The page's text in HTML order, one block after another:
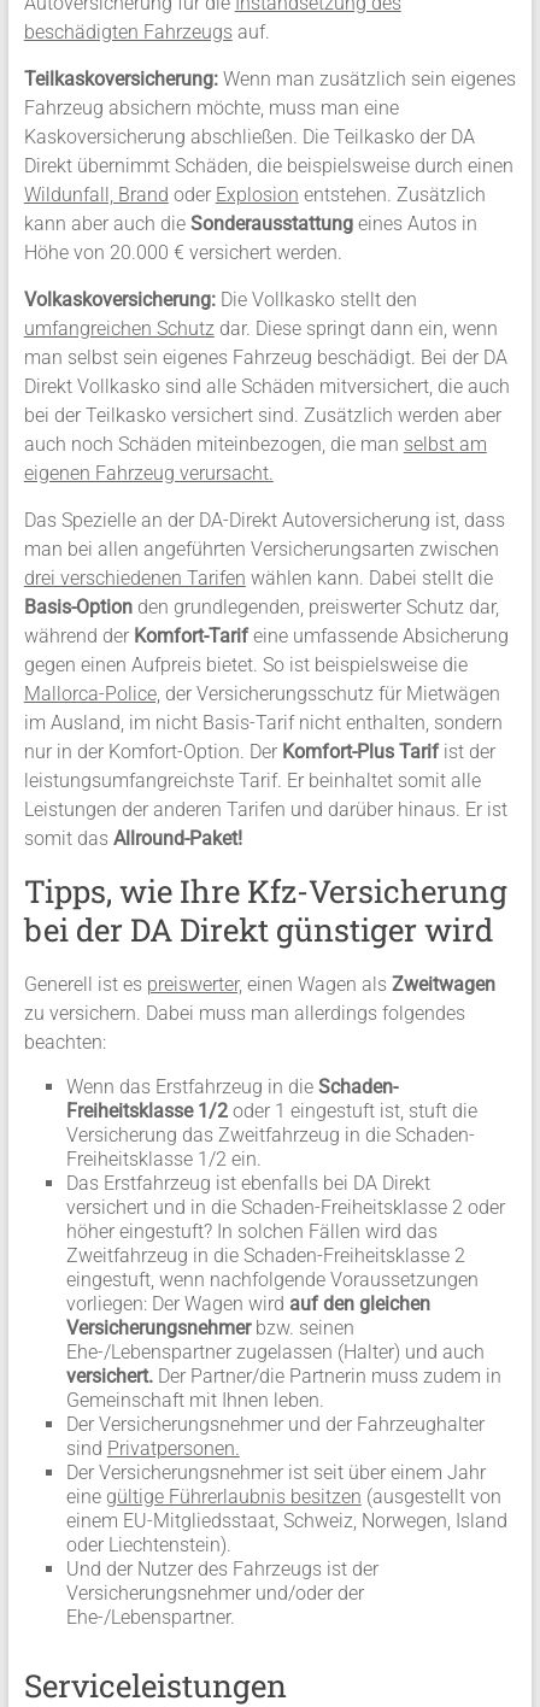
beschädigten Fahrzeugsauf.
Teilkaskoversicherung:Wenn man zusätzlich sein eigenes
Fahrzeug absichern möchte, muss man eine
Kaskoversicherung abschließen. Die Teilkasko der DA
Direkt übernimmt Schäden, die beispielsweise durch einen
Wildunfall, Brand oder Explosion entstehen. Zusätzlich
kann aber auch die Sonderausstattungeines Autos in
Höhe von 20.000 € versichert werden.
Volkaskoversicherung:Die Vollkasko stellt den
umfangreichen Schutzdar. Diese springt dann ein, wenn
man selbst sein eigenes Fahrzeug beschädigt. Bei der DA
Direkt Vollkasko sind alle Schäden mitversichert, die auch
bei der Teilkasko versichert sind. Zusätzlich werden aber
auch noch Schäden miteinbezogen, die man selbst am
eigenen Fahrzeug verursacht.
Das Spezielle an der DA-Direkt Autoversicherung ist, dass
man bei allen angeführten Versicherungsarten zwischen
drei verschiedenen Tarifen wählen kann. Dabei stellt die
Basis-Optionden grundlegenden, preiswerter Schutz dar,
während der Komfort-Tarifeine umfassende Absicherung
gegen einen Aufpreis bietet. So ist beispielsweise die
Mallorca-Police, der Versicherungsschutz für Mietwägen
im Ausland, im nicht Basis-Tarif nicht enthalten, sondern
nur in der Komfort-Option. Der Komfort-Plus Tarifist der
leistungsumfangreichste Tarif. Er beinhaltet somit alle
Leistungen der anderen Tarifen und darüber hinaus. Er ist
somit das Allround-Paket!
Tipps, wie Ihre Kfz-Versicherung
bei der DA Direkt günstiger wird
Generell ist es preiswerter, einen Wagen als Zweitwagen
zu versichern. Dabei muss man allerdings folgendes
beachten:
Wenn das Erstfahrzeug in die Schaden-
Freiheitsklasse 1/2oder 1 eingestuft ist, stuft die
Versicherung das Zweitfahrzeug in die Schaden-
Freiheitsklasse 1/2 ein.
Das Erstfahrzeug ist ebenfalls bei DA Direkt
versichert und in die Schaden-Freiheitsklasse 2 oder
höher eingestuft? In solchen Fällen wird das
Zweitfahrzeug in die Schaden-Freiheitsklasse 2
eingestuft, wenn nachfolgende Voraussetzungen
vorliegen: Der Wagen wird auf den gleichen
Versicherungsnehmerbzw. seinen
Ehe-/Lebenspartner zugelassen (Halter) und auch
versichert.Der Partner/die Partnerin muss zudem in
Gemeinschaft mit Ihnen leben.
Der Versicherungsnehmer und der Fahrzeughalter
sind Privatpersonen.
Der Versicherungsnehmer ist seit über einem Jahr
eine gültige Führerlaubnis besitzen (ausgestellt von
einem EU-Mitgliedsstaat, Schweiz, Norwegen, Island
oder Liechtenstein).
Und der Nutzer des Fahrzeugs ist der
Versicherungsnehmer und/oder der
Ehe-/Lebenspartner.
Serviceleistungen